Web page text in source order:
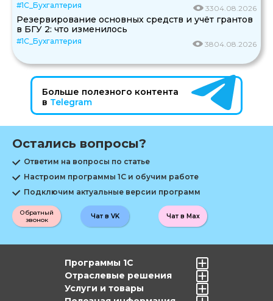
#1С_Бухгалтерия 3304.08.2026
Резервирование основных средств и учёт грантов
в БГУ 2: что изменилось
#1С_Бухгалтерия 3804.08.2026
Больше полезного контента
в Telegram
Остались вопросы?
Ответим на вопросы по статье
Настроим программы 1С и обучим работе
Подключим актуальные версии программ
Обратный
звонок
Чат в Max
Чат в VK
Программы 1С
Отраслевые решения
Услуги и товары